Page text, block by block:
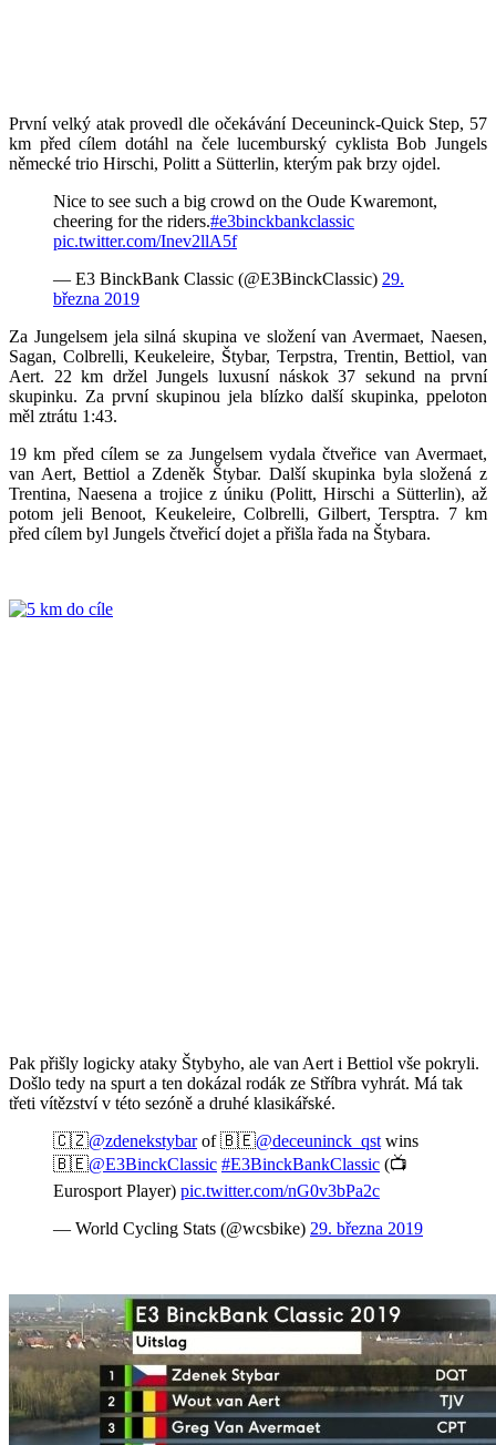
První velký atak provedl dle očekávání Deceuninck-Quick Step, 57
km před cílem dotáhl na čele lucemburský cyklista Bob Jungels
německé trio Hirschi, Politt a Sütterlin, kterým pak brzy ojdel.
Nice to see such a big crowd on the Oude Kwaremont,
cheering for the riders.#e3binckbankclassic
pic.twitter.com/Inev2llA5f
— E3 BinckBank Classic (@E3BinckClassic) 29.
března 2019
Za Jungelsem jela silná skupina ve složení van Avermaet, Naesen,
Sagan, Colbrelli, Keukeleire, Štybar, Terpstra, Trentin, Bettiol, van
Aert. 22 km držel Jungels luxusní náskok 37 sekund na první
skupinku. Za první skupinou jela blízko další skupinka, ppeloton
měl ztrátu 1:43.
19 km před cílem se za Jungelsem vydala čtveřice van Avermaet,
van Aert, Bettiol a Zdeněk Štybar. Další skupinka byla složená z
Trentina, Naesena a trojice z úniku (Politt, Hirschi a Sütterlin), až
potom jeli Benoot, Keukeleire, Colbrelli, Gilbert, Tersptra. 7 km
před cílem byl Jungels čtveřicí dojet a přišla řada na Štybara.
Pak přišly logicky ataky Štybyho, ale van Aert i Bettiol vše pokryli.
Došlo tedy na spurt a ten dokázal rodák ze Stříbra vyhrát. Má tak
třeti vítězství v této sezóně a druhé klasikářské.
🇨🇿@zdenekstybarof 🇧🇪@deceuninck_qst wins
🇧🇪@E3BinckClassic #E3BinckBankClassic (📺
Eurosport Player) pic.twitter.com/nG0v3bPa2c
— World Cycling Stats (@wcsbike) 29. března 2019